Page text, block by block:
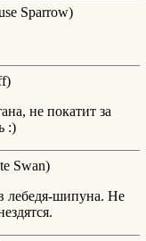
Sparrow)
не покатит за
:)
Swan)
лебедя-шипуна. Не